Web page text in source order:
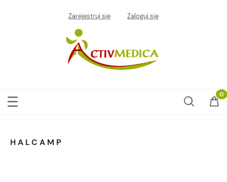
Zarejestruj się Zaloguj się
HALCAMP